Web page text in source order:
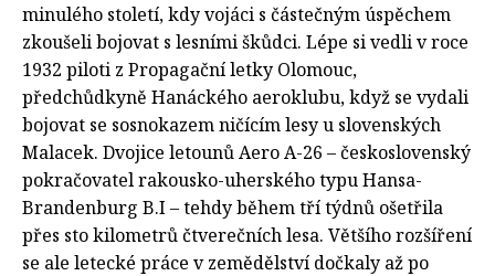
minulého století, kdy vojáci s částečným úspěchem
zkoušeli bojovat s lesními škůdci. Lépe si vedli v roce
1932 piloti z Propagační letky Olomouc,
předchůdkyně Hanáckého aeroklubu, když se vydali
bojovat se sosnokazem ničícím lesy u slovenských
Malacek. Dvojice letounů Aero A-26 – československý
pokračovatel rakousko-uherského typu Hansa-
Brandenburg B.I – tehdy během tří týdnů ošetřila
přes sto kilometrů čtverečních lesa. Většího rozšíření
se ale letecké práce v zemědělství dočkaly až po